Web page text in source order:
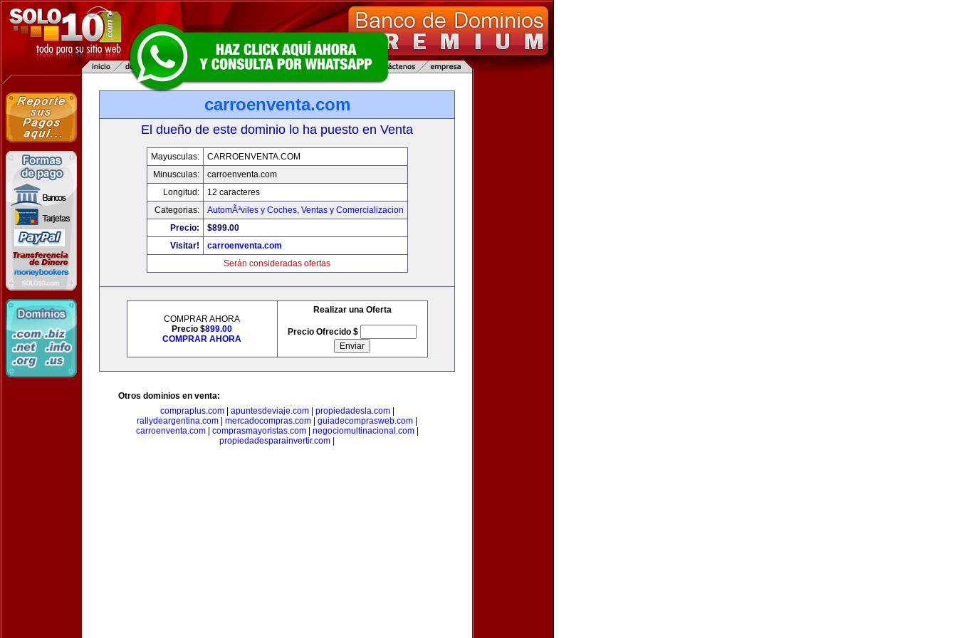
carroenventa.com
El dueño de este dominio lo ha puesto en Venta
Mayusculas:
CARROENVENTA.COM
Minusculas:
carroenventa.com
Longitud:
12 caracteres
Categorias:
AutomÃ³viles y Coches, Ventas y Comercializacion
Precio:
$899.00
Visitar!
carroenventa.com
Serán consideradas ofertas
COMPRAR AHORA
Precio $899.00
COMPRAR AHORA
Realizar una Oferta
Precio Ofrecido $
Otros dominios en venta:
compraplus.com| apuntesdeviaje.com| propiedadesla.com|
rallydeargentina.com
mercadocompras.com guiadecomprasweb.com
carroenventa.com| comprasmayoristas.com| negociomultinacional.com|
propiedadesparainvertir.com